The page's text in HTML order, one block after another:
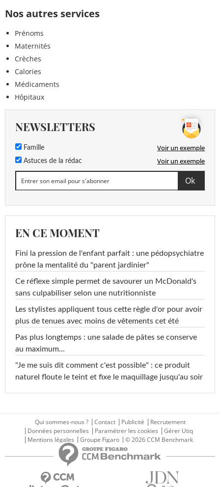
Nos autres services
Prénoms
Maternités
Crèches
Calories
Médicaments
Hôpitaux
NEWSLETTERS
Famille Voir un exemple
Astuces de la rédac Voir un exemple
EN CE MOMENT
Fini la pression de l'enfant parfait : une pédopsychiatre
prône la mentalité du "parent jardinier"
Ce réflexe simple permet de savourer un McDonald's
sans culpabiliser selon une nutritionniste
Les stylistes appliquent tous cette règle d'or pour avoir
plus de tenues avec moins de vêtements cet été
Pas plus longtemps : une salade de pâtes se conserve
au maximum...
"Je me suis dit comment c'est possible" : ce produit
naturel floute le teint et fixe le maquillage jusqu'au soir
Qui sommes-nous ? Contact Publicité
Recrutement
Données personnelles
Paramétrer les cookies
Gérer Utiq
Mentions légales
Groupe Figaro © 2026 CCM Benchmark